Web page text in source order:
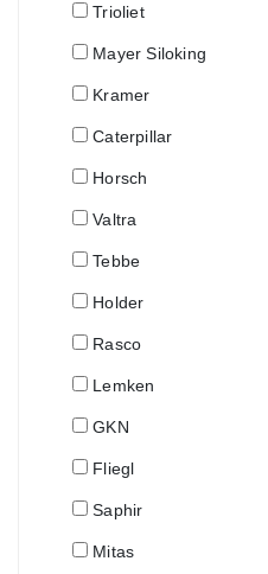
Trioliet
Mayer Siloking
Kramer
Caterpillar
Horsch
Valtra
Tebbe
Holder
Rasco
Lemken
GKN
Fliegl
Saphir
Mitas